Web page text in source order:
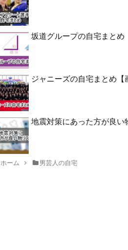
坂道グループの自宅まとめ
ジャニーズの自宅まとめ【
地震対策にあった方が良い
ホーム 男芸人の自宅